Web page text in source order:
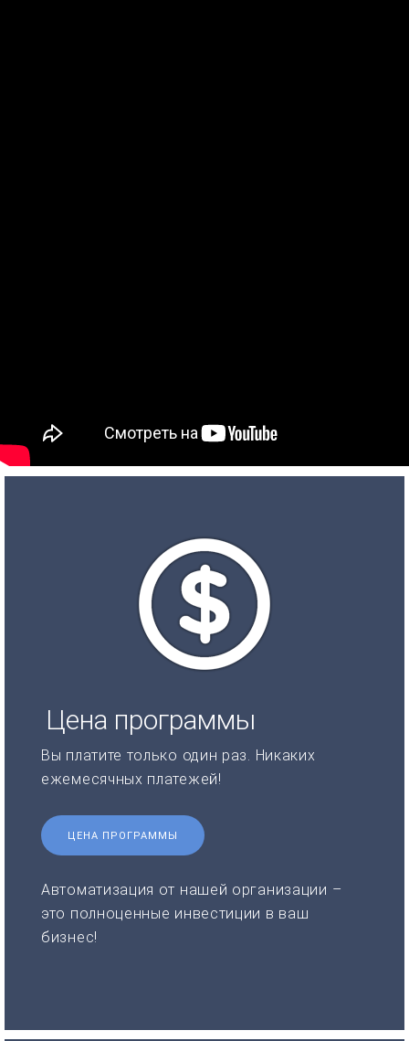
Цена программы
Вы платите только один раз. Никаких
ежемесячных платежей!
ЦЕНА ПРОГРАММЫ
Автоматизация от нашей организации –
это полноценные инвестиции в ваш
бизнес!